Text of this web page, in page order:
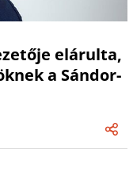
elárulta,
a Sándor-